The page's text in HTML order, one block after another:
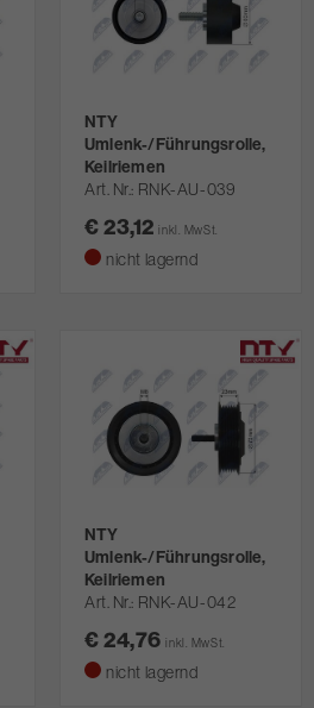
NTY
Umlenk-/Führungsrolle,
Keilriemen
Art. Nr. RNK-AU-039
€ 23,12inkl. MwSt.
nicht lagernd
NTY
Umlenk-/Führungsrolle,
Keilriemen
Art. Nr. RNK-AU-042
€ 24,76inkl. MwSt.
nicht lagernd